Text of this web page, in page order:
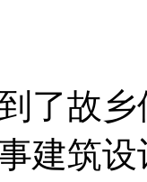
故乡
建筑